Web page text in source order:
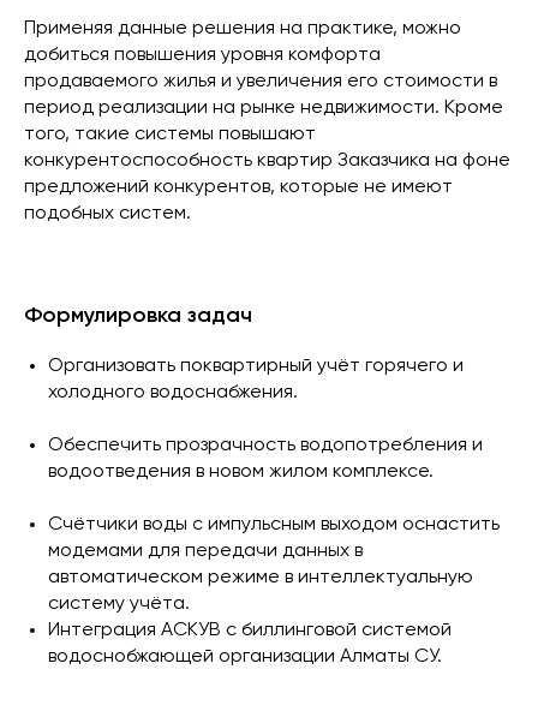
Применяя данные решения на практике, можно
добиться повышения уровня комфорта
продаваемого жилья и увеличения его стоимости в
период реализации на рынке недвижимости. Кроме
того, такие системы повышают
конкурентоспособность квартир Заказчика на фоне
предложений конкурентов, которые не имеют
подобных систем.
Формулировка задач
Организовать поквартирный учёт горячего и
холодного водоснабжения.
Обеспечить прозрачность водопотребления и
водоотведения в новом жилом комплексе.
Счётчики воды с импульсным выходом оснастить
модемами для передачи данных в
автоматическом режиме в интеллектуальную
систему учёта.
Интеграция АСКУВ с биллинговой системой
водоснобжающей организации Алматы СУ.